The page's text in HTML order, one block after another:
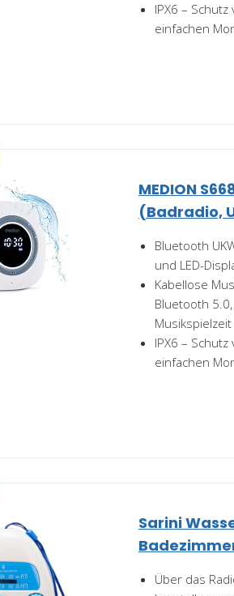
IPX6 –
einfachen
MEDION
(Badradio,
Bluetooth
und LED-
Kabellose
Bluetooth
Musikspielzeit
IPX6 –
einfachen
Sarini
Über das